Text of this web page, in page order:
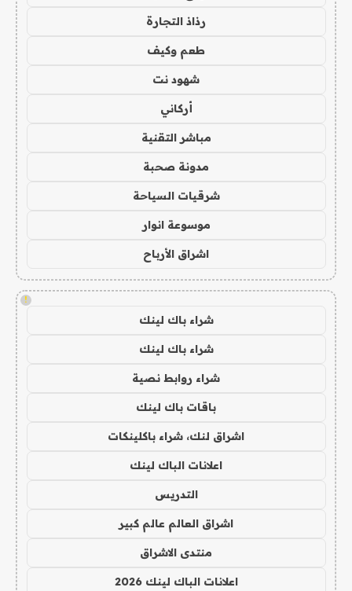
رذاذ التجارة
طعم وكيف
شهود نت
أركاني
مباشر التقنية
مدونة صحبة
شرقيات السياحة
موسوعة انوار
اشراق الأرباح
!
شراء باك لينك
شراء باك لينك
شراء روابط نصية
باقات باك لينك
اشراق لنك، شراء باكلينكات
اعلانات الباك لينك
التدريس
اشراق العالم عالم كبير
منتدى الاشراق
اعلانات الباك لينك 2026